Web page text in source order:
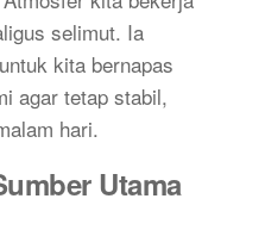
selimut. Ia
kita bernapas
agar tetap stabil,
hari.
Utama